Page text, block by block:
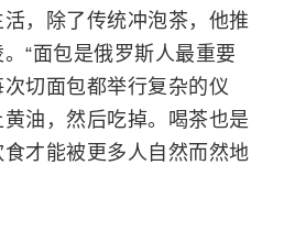
，除了传统冲泡茶，他推
“面包是俄罗斯人最重要
切面包都举行复杂的仪
油，然后吃掉。喝茶也是
才能被更多人自然而然地